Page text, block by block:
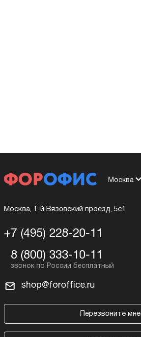
Москва
Москва, 1-й Вязовский проезд, 5с1
+7 (495) 228-20-11
8 (800) 333-10-11
shop@foroffice.ru
Перезвоните мне